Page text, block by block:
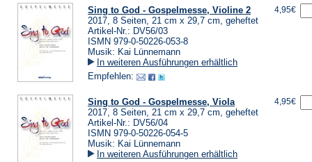
Sing to God - Gospelmesse, Violine 2
2017, 8 Seiten, 21 cm x 29,7 cm, geheftet
Artikel-Nr.: DV56/03
ISMN 979-0-50226-053-8
Musik: Kai Lünnemann
In weiteren Ausführungen erhältlich
Empfehlen:
4,95€
Sing to God - Gospelmesse, Viola
2017, 8 Seiten, 21 cm x 29,7 cm, geheftet
Artikel-Nr.: DV56/04
ISMN 979-0-50226-054-5
Musik: Kai Lünnemann
In weiteren Ausführungen erhältlich
4,95€